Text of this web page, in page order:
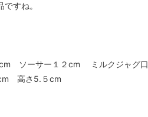
すね。
ソーサー１２cm ミルクジャグ口
高さ5.５cm